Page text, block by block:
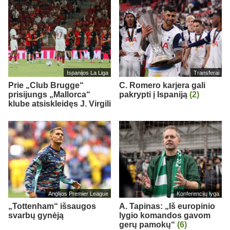
Ispanijos La Liga
Prie „Club Brugge“
prisijungs „Mallorca“
klube atsiskleidęs J. Virgili
Transferai
C. Romero karjera gali
pakrypti į Ispaniją (2)
Anglijos Premier League
„Tottenham“ išsaugos
svarbų gynėją
Konferencijų lyga
A. Tapinas: „Iš europinio
lygio komandos gavom
gerų pamokų“ (6)